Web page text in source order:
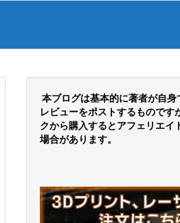
本ブログは基本的に著者が自
レビューをポストするものです
クから購入するとアフェリエイ
場合があります。